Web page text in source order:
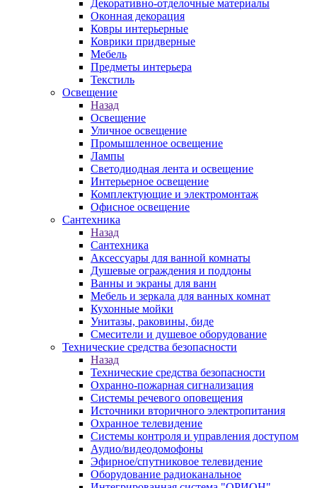
Декоративно-отделочные материалы
Оконная декорация
Ковры интерьерные
Коврики придверные
Мебель
Предметы интерьера
Текстиль
Освещение
Назад
Освещение
Уличное освещение
Промышленное освещение
Лампы
Светодиодная лента и освещение
Интерьерное освещение
Комплектующие и электромонтаж
Офисное освещение
Сантехника
Назад
Сантехника
Аксессуары для ванной комнаты
Душевые ограждения и поддоны
Ванны и экраны для ванн
Мебель и зеркала для ванных комнат
Кухонные мойки
Унитазы, раковины, биде
Смесители и душевое оборудование
Технические средства безопасности
Назад
Технические средства безопасности
Охранно-пожарная сигнализация
Системы речевого оповещения
Источники вторичного электропитания
Охранное телевидение
Системы контроля и управления доступом
Аудио/видеодомофоны
Эфирное/спутниковое телевидение
Оборудование радиоканальное